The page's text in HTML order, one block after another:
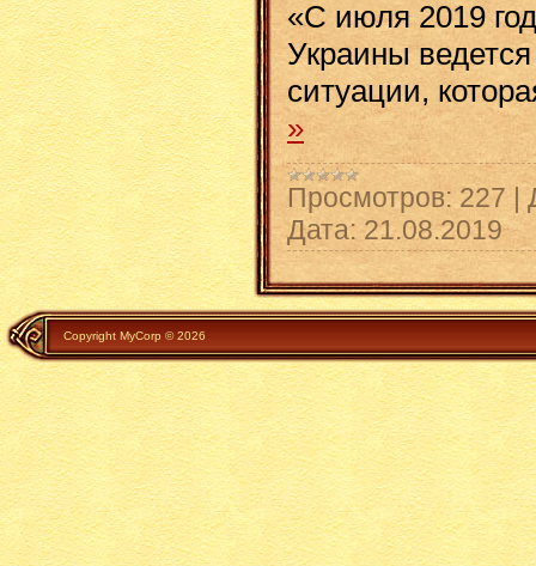
«С июля 2019
Украины
ситуации,
»
Просмотров: 227 |
Дата: 21.08.2019
Copyright MyCorp © 2026